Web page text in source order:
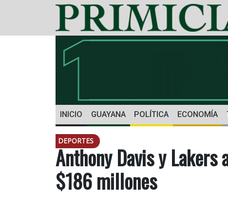
INICIO GUAYANA POLÍTICA ECONOMÍA
DEPORTES
Anthony Davis y
$186 millones